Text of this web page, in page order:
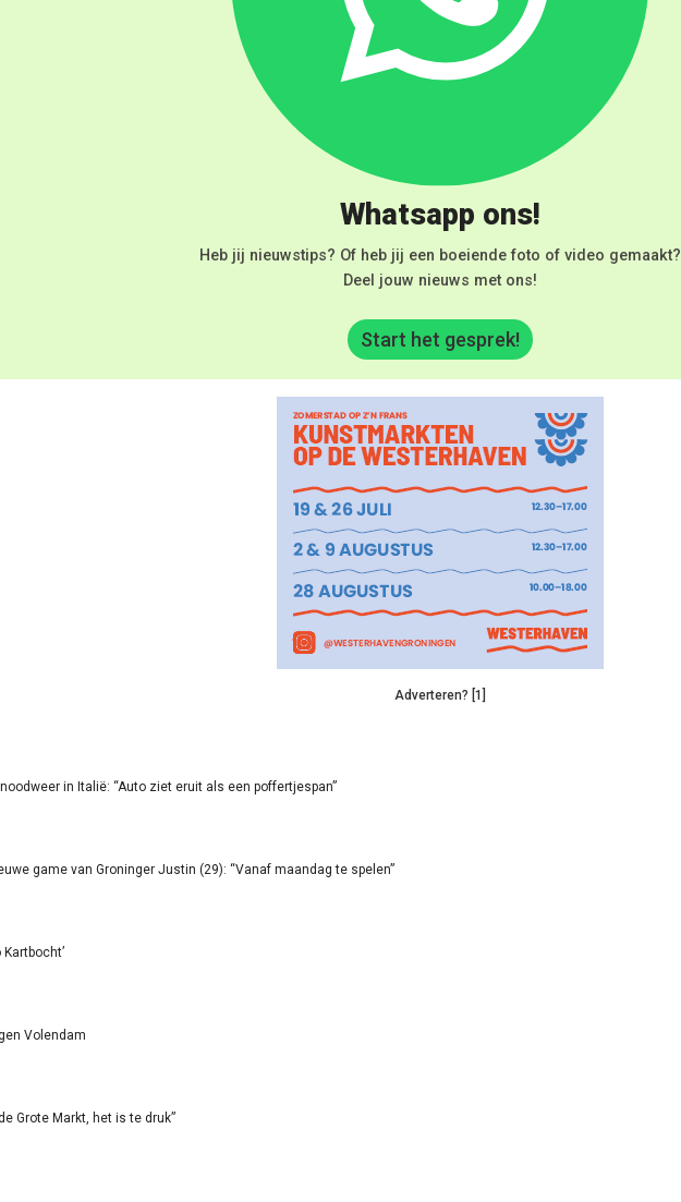
Whatsapp ons!
Heb jij nieuwstips? Of heb jij een boeiende foto of video gemaakt?
Deel jouw nieuws met ons!
Start het gesprek!
Adverteren? [1]
in Italië: “Auto ziet eruit als een poffertjespan”
game van Groninger Justin (29): “Vanaf maandag te spelen”
Volendam
Grote Markt, het is te druk”